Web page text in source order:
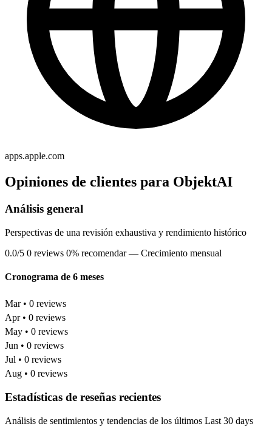
apps.apple.com
Opiniones de clientes para ObjektAI
Análisis general
Perspectivas de una revisión exhaustiva y rendimiento histórico
0.0/5 0 reviews 0% recomendar — Crecimiento mensual
Cronograma de 6 meses
Mar • 0 reviews
Apr • 0 reviews
May • 0 reviews
Jun • 0 reviews
Jul • 0 reviews
Aug • 0 reviews
Estadísticas de reseñas recientes
Análisis de sentimientos y tendencias de los últimos Last 30 days